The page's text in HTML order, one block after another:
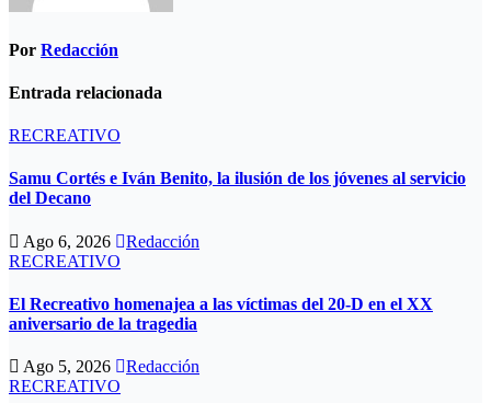
Por Redacción
Entrada relacionada
RECREATIVO
Samu Cortés e Iván Benito, la ilusión de los jóvenes al servicio
del Decano
Ago 6, 2026
Redacción
RECREATIVO
El Recreativo homenajea a las víctimas del 20-D en el XX
aniversario de la tragedia
Ago 5, 2026
Redacción
RECREATIVO